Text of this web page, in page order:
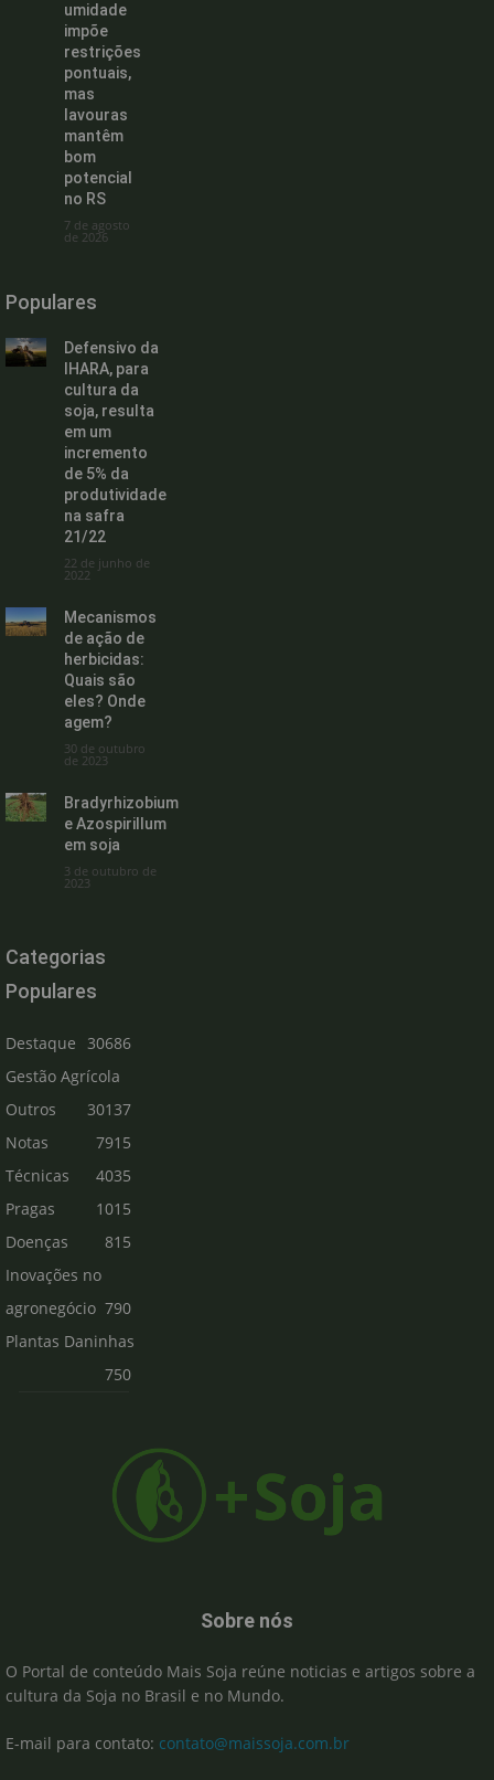
umidade
impõe
restrições
pontuais,
mas
lavouras
mantêm
bom
potencial
no RS
7 de agosto
de 2026
Populares
Defensivo da
IHARA, para
cultura da
soja, resulta
em um
incremento
de 5% da
produtividade
na safra
21/22
22 de junho de
2022
Mecanismos
de ação de
herbicidas:
Quais são
eles? Onde
agem?
30 de outubro
de 2023
Bradyrhizobium
e Azospirillum
em soja
3 de outubro de
2023
Categorias
Populares
Destaque
30686
Gestão Agrícola
30137
Outros
7915
Notas
Técnicas
4035
Pragas
1015
Doenças
815
Inovações no
agronegócio 790
Plantas Daninhas
750
Sobre nós
O Portal de conteúdo Mais Soja reúne noticias e artigos sobre a
cultura da Soja no Brasil e no Mundo.
E-mail para contato: contato@maissoja.com.br